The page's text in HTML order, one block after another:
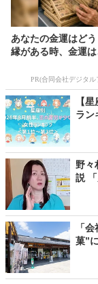
あなたの金運はど
縁がある時、金運
PR(合同会社デジタル
【
ラン
野々
説
「
菓”